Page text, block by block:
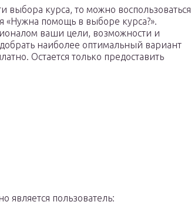
выбора курса, то можно воспользоваться
«Нужна помощь в выборе курса?».
ваши цели, возможности и
наиболее оптимальный вариант
Остается только предоставить
является пользователь: